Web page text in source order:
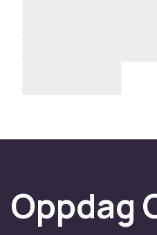
Oppdag